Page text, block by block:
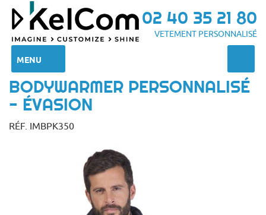
02 40 35 21 80
VETEMENT PERSONNALISÉ
MENU
BODYWARMER PERSONNALISÉ
- ÉVASION
RÉF. IMBPK350